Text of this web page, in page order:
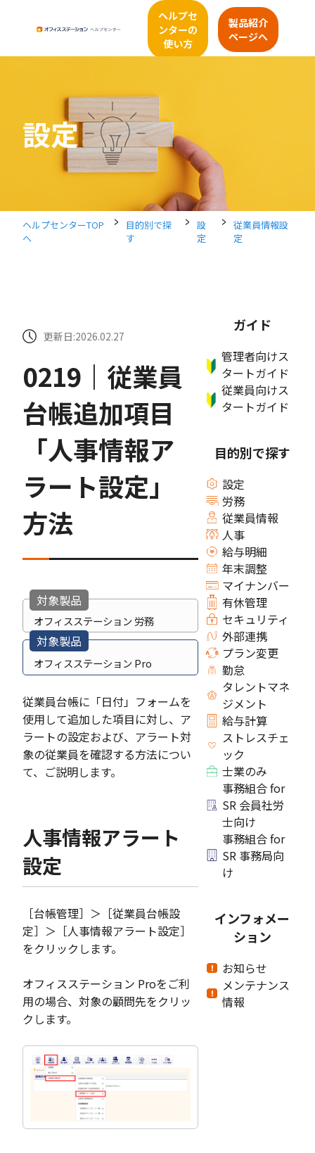
ヘルプセ
ンターの
使い方
製品紹介
ページへ
設定
ヘルプセンターTOP
へ
>
目的別で探
す
> 設
定
> 従業員情報設
定
更新日:2026.02.27
0219｜従業員
台帳追加項目
「人事情報ア
ラート設定」
方法
対象製品
オフィスステーション 労務
対象製品
オフィスステーション Pro
従業員台帳に「日付」フォームを
使用して追加した項目に対し、ア
ラートの設定および、アラート対
象の従業員を確認する方法につい
て、ご説明します。
人事情報アラート
設定
［台帳管理］＞［従業員台帳設
定］＞［人事情報アラート設定］
をクリックします。
オフィスステーション Proをご利
用の場合、対象の顧問先をクリッ
クします。
ガイド
管理者向けス
タートガイド
従業員向けス
タートガイド
目的別で探す
設定
労務
従業員情報
人事
給与明細
年末調整
マイナンバー
有休管理
セキュリティ
外部連携
プラン変更
勤怠
タレントマネ
ジメント
給与計算
ストレスチェ
ック
士業のみ
事務組合 for
SR 会員社労
士向け
事務組合 for
SR 事務局向
け
インフォメー
ション
お知らせ
メンテナンス
情報